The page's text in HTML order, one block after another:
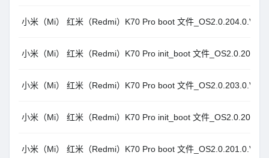
小米（Mi） 红米（Redmi）K70 Pro boot 文件
小米（Mi） 红米（Redmi）K70 Pro init_boot 文件
小米（Mi） 红米（Redmi）K70 Pro boot 文件
小米（Mi） 红米（Redmi）K70 Pro init_boot 文件
小米（Mi） 红米（Redmi）K70 Pro boot 文件